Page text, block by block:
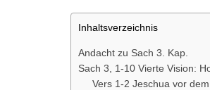
Inhaltsverzeichnis
Andacht zu Sach 3. Kap.
Sach 3, 1-10 Vierte Vision:
Vers 1-2 Jeschua vor